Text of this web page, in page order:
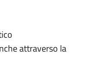
attraverso la